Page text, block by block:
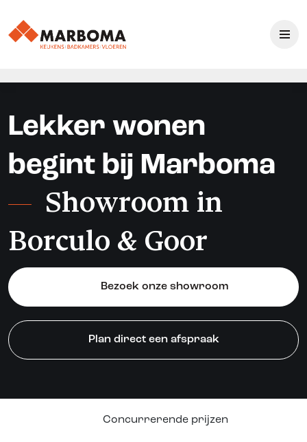
Lekker wonen
begint bij Marboma
Showroom in
Borculo & Goor
Bezoek onze showroom
Plan direct een afspraak
Concurrerende prijzen